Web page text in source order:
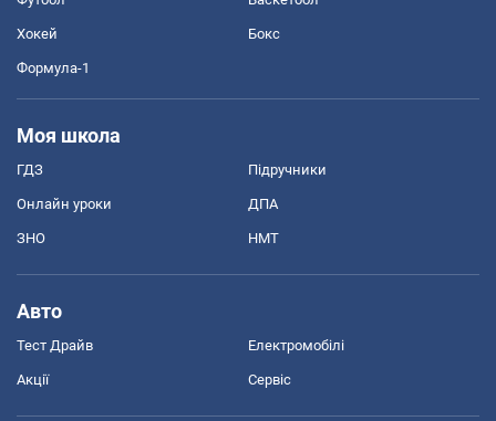
Хокей Бокс
Формула-1
Моя школа
ГДЗ Підручники
Онлайн уроки ДПА
ЗНО НМТ
Авто
Тест Драйв Електромобілі
Акції Сервіс